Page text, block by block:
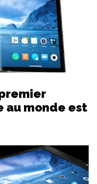
au monde est